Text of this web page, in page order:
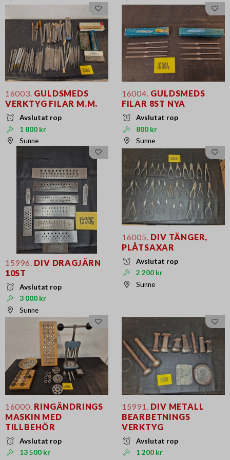
16003. GULDSMEDS
VERKTYG FILAR M.M.
Avslutat rop
1 800 kr
Sunne
16004. GULDSMEDS
FILAR 8ST NYA
Avslutat rop
800 kr
Sunne
15996. DIV DRAGJÄRN
10ST
Avslutat rop
3 000 kr
Sunne
16005. DIV TÄNGER,
PLÅTSAXAR
Avslutat rop
2 200 kr
Sunne
16000. RINGÄNDRINGS
MASKIN MED
TILLBEHÖR
Avslutat rop
13 500 kr
15991.
DIV METALL
BEARBETNINGS
VERKTYG
Avslutat rop
1 200 kr